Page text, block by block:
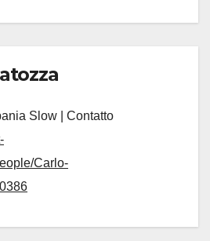
Slow | Contatto
Carlo-